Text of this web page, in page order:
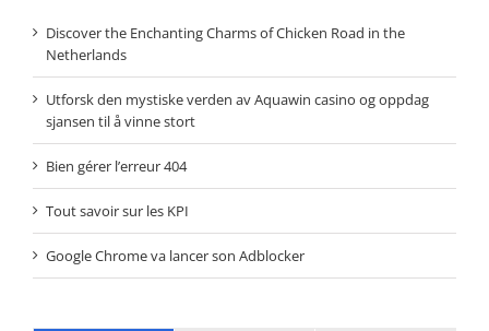
Discover the Enchanting Charms of Chicken Road in the
Netherlands
Utforsk den mystiske verden av Aquawin casino og oppdag
sjansen til å vinne stort
Bien gérer l’erreur 404
Tout savoir sur les KPI
Google Chrome va lancer son Adblocker